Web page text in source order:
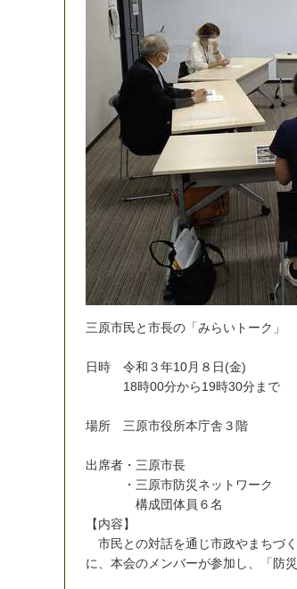
三原市民と市長の 「みらい ト ーク 」
日時 令和 ３年10月 ８ 日(金)
18時00分から19時30分ま で
場所 三原市役所本庁舎 ３ 階
出席者 ・ 三原市長
・ 三原市防災ネッ ト ワーク
構成団体員 ６名
【内容】
市民との対話を通 じ市政やま ちづく
に、 本会のメ ンバーが参加 し、 「防災